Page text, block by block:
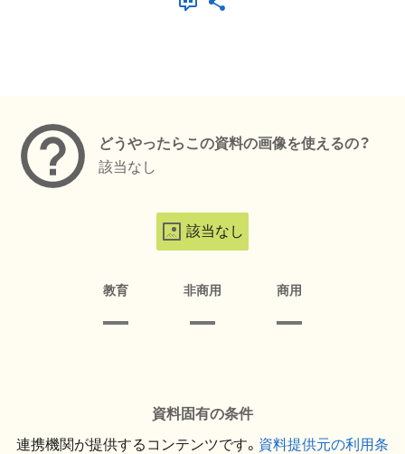
どうやったらこの資料の画像を使えるの？
該当なし
該当なし
教育 非商用 商用
資料固有の条件
連携機関が提供するコンテンツです。 資料提供元の利用条